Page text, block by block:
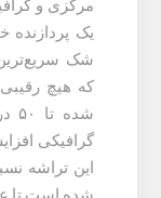
یک
شک
که هیچ
گرافیکی
این تراشه
شده است تا